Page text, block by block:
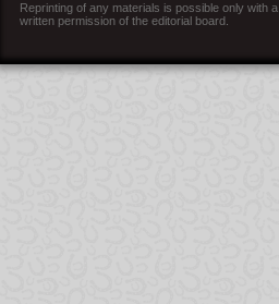
Reprinting of any materials is possible only with a
written permission of the editorial board.